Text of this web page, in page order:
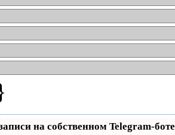
на собственном Telegram-боте